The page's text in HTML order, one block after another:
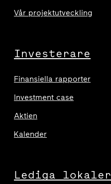
Vår projektutveckling
Investerare
Finansiella rapporter
Investment case
Aktien
Kalender
Lediga lokaler